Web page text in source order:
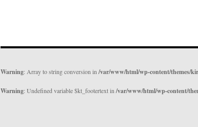
Warning: Array to string conversion in /var/www/html/wp-content/themes/
Warning: Undefined variable $kt_footertext in /var/www/html/wp-content/